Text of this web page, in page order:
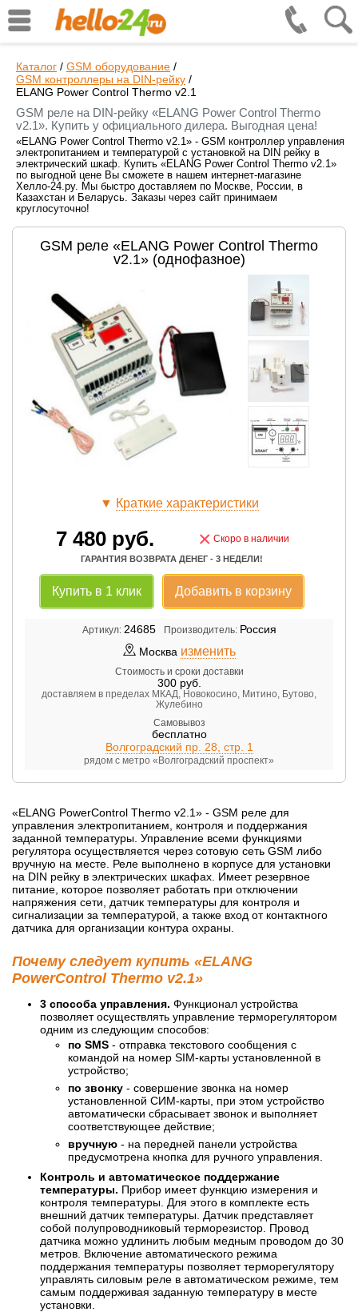
Каталог / GSM оборудование /
GSM контроллеры на DIN-рейку /
ELANG Power Control Thermo v2.1
GSM реле на DIN-рейку «ELANG Power Control Thermo
v2.1». Купить у официального дилера. Выгодная цена!
«ELANG Power Control Thermo v2.1» - GSM контроллер управления
электропитанием и температурой с установкой на DIN рейку в
электрический шкаф. Купить «ELANG Power Control Thermo v2.1»
по выгодной цене Вы сможете в нашем интернет-магазине
Хелло-24.ру. Мы быстро доставляем по Москве, России, в
Казахстан и Беларусь. Заказы через сайт принимаем
круглосуточно!
GSM реле «ELANG Power Control Thermo
v2.1» (однофазное)
▼ Краткие характеристики
7 480руб. × Скоро в наличии
ГАРАНТИЯ ВОЗВРАТА ДЕНЕГ - 3 НЕДЕЛИ!
Купить в 1 клик Добавить в корзину
Артикул: 24685 Производитель: Россия
Москва изменить
Стоимость и сроки доставки
300руб.
доставляем в пределах МКАД, Новокосино, Митино, Бутово,
Жулебино
Самовывоз
бесплатно
Волгоградский пр. 28, стр. 1
рядом с метро «Волгоградский проспект»
«ELANG PowerControl Thermo v2.1» - GSM реле для
управления электропитанием, контроля и поддержания
заданной температуры. Управление всеми функциями
регулятора осуществляется через сотовую сеть GSM либо
вручную на месте. Реле выполнено в корпусе для установки
на DIN рейку в электрических шкафах. Имеет резервное
питание, которое позволяет работать при отключении
напряжения сети, датчик температуры для контроля и
сигнализации за температурой, а также вход от контактного
датчика для организации контура охраны.
Почему следует купить «ELANG
PowerControl Thermo v2.1»
3 способа управления. Функционал устройства
позволяет осуществлять управление терморегулятором
одним из следующим способов:
по SMS - отправка текстового сообщения с
командой на номер SIM-карты установленной в
устройство;
по звонку - совершение звонка на номер
установленной СИМ-карты, при этом устройство
автоматически сбрасывает звонок и выполняет
соответствующее действие;
вручную - на передней панели устройства
предусмотрена кнопка для ручного управления.
Контроль и автоматическое поддержание
температуры. Прибор имеет функцию измерения и
контроля температуры. Для этого в комплекте есть
внешний датчик температуры. Датчик представляет
собой полупроводниковый терморезистор. Провод
датчика можно удлинить любым медным проводом до 30
метров. Включение автоматического режима
поддержания температуры позволяет терморегулятору
управлять силовым реле в автоматическом режиме, тем
самым поддерживая заданную температуру в месте
установки.